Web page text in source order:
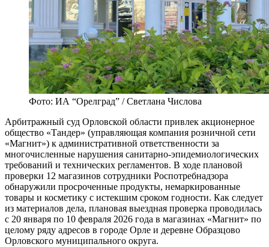
Фото: ИА “Орелград” / Светлана Числова
Арбитражный суд Орловской области привлек акционерное
общество «Тандер» (управляющая компания розничной сети
«Магнит») к административной ответственности за
многочисленные нарушения санитарно-эпидемиологических
требований и технических регламентов. В ходе плановой
проверки 12 магазинов сотрудники Роспотребнадзора
обнаружили просроченные продукты, немаркированные
товары и косметику с истекшим сроком годности. Как следует
из материалов дела, плановая выездная проверка проводилась
с 20 января по 10 февраля 2026 года в магазинах «Магнит» по
целому ряду адресов в городе Орле и деревне Образцово
Орловского муниципального округа.